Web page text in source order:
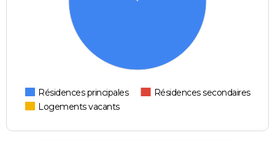
Résidences principales
Résidences secondaires
Logements vacants